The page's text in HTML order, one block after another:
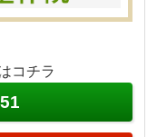
コチラ